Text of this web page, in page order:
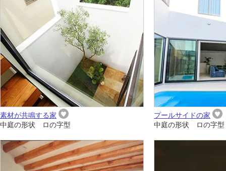
素材が共鳴する家
中庭の形状 ロの字型
プールサイドの家
中庭の形状 ロの字型